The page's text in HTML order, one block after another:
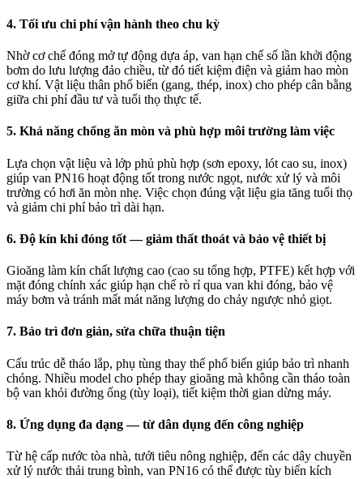
4. Tối ưu chi phí vận hành theo chu kỳ
Nhờ cơ chế đóng mở tự động dựa áp, van hạn chế số lần khởi động
bơm do lưu lượng đảo chiều, từ đó tiết kiệm điện và giảm hao mòn
cơ khí. Vật liệu thân phổ biến (gang, thép, inox) cho phép cân bằng
giữa chi phí đầu tư và tuổi thọ thực tế.
5. Khả năng chống ăn mòn và phù hợp môi trường làm việc
Lựa chọn vật liệu và lớp phủ phù hợp (sơn epoxy, lót cao su, inox)
giúp van PN16 hoạt động tốt trong nước ngọt, nước xử lý và môi
trường có hơi ăn mòn nhẹ. Việc chọn đúng vật liệu gia tăng tuổi thọ
và giảm chi phí bảo trì dài hạn.
6. Độ kín khi đóng tốt — giảm thất thoát và bảo vệ thiết bị
Gioăng làm kín chất lượng cao (cao su tổng hợp, PTFE) kết hợp với
mặt đóng chính xác giúp hạn chế rò rỉ qua van khi đóng, bảo vệ
máy bơm và tránh mất mát năng lượng do chảy ngược nhỏ giọt.
7. Bảo trì đơn giản, sửa chữa thuận tiện
Cấu trúc dễ tháo lắp, phụ tùng thay thế phổ biến giúp bảo trì nhanh
chóng. Nhiều model cho phép thay gioăng mà không cần tháo toàn
bộ van khỏi đường ống (tùy loại), tiết kiệm thời gian dừng máy.
8. Ứng dụng đa dạng — từ dân dụng đến công nghiệp
Từ hệ cấp nước tòa nhà, tưới tiêu nông nghiệp, đến các dây chuyền
xử lý nước thải trung bình, van PN16 có thể được tùy biến kích